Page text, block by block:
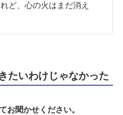
ど、心の火はまだ消え
たいわけじゃなかった
お聞かせください。